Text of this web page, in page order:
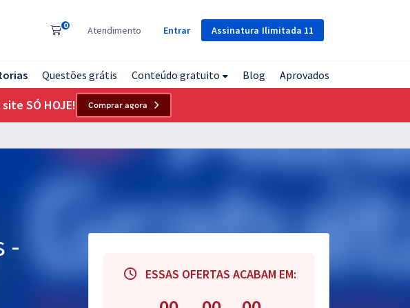
Assinatura Ilimitada 11
0 Atendimento Entrar
Questões grátis Conteúdo gratuito Blog Aprovados
SÓ HOJE! Comprar agora
-
ESSAS OFERTAS ACABAM EM: